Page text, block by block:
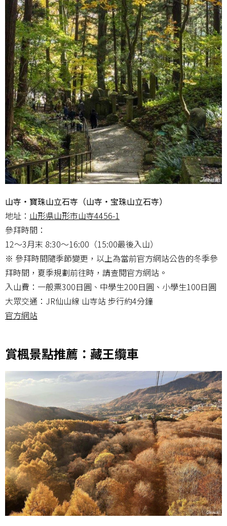
山寺・寶珠山立石寺（山寺・宝珠山立石寺）
地址： 山形県山形市山寺4456-1
參拜時間：
12～3月末 8:30～16:00（15:00最後入山）
※ 參拜時間隨季節變更，以上為當前官方網站公告的冬季參
拜時間，夏季規劃前往時，請查閱官方網站。
入山費：一般票300日圓、中學生200日圓、小學生100日圓
大眾交通：JR仙山線 山寺站 步行約4分鐘
官方網站
賞楓景點推薦：藏王纜車